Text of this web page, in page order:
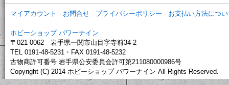
マイアカウント - お問合せ - プライバシーポリシー - お支払い方法につ
ホビーショップ パワーナイン
〒021-0062 岩手県一関市山目字寺前34-2
TEL 0191-48-5231・FAX 0191-48-5232
古物商許可番号 岩手県公安委員会許可第211080000986号
Copyright (C) 2014 ホビーショップ パワーナイン All Rights Reserved.